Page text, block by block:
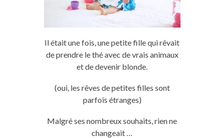
Il était une fois, une petite fille qui rêvait
de prendre le thé avec de vrais animaux
et de devenir blonde.
(oui, les rêves de petites filles sont
parfois étranges)
Malgré ses nombreux souhaits, rien ne
changeait …